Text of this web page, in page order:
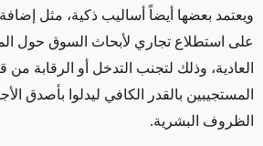
ويعتمد بعضها أيضاً أساليب ذكية، مثل
على استطلاع تجاري لأبحاث السوق حول
العادية، وذلك لتجنب التدخل أو الرقابة من
المستجيبين بالقدر الكافي ليدلوا بأصدق
الظروف البشرية.